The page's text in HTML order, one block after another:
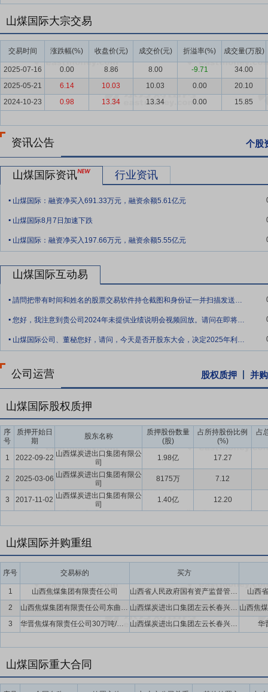
家拥有煤炭出口专营权的煤炭企业，拥有出口内销两个通道，可以在
控制、渠道建设、财务管理等各方面均取得了成效。另一方面，通过
理和公司后续发展提供了有力的人力资源支撑，打造了一支安全生产
动化建设，推广磅房无人值守、远程遥感技术，以技术进步推动降本
经营的每项环节，将成本控制量化到每个岗位每位员工，切实做到成本
要点10：拟23.7亿元收购河曲露天51%股份
集团河曲旧县露天煤业有限公司31%和20%的股权,合计51%的股权,
为其控股股东。河曲露天通过露天采掘方式从事煤炭资源的开采和洗
要点11： 控股股东增持3%股份完成增持计划
2019年6月19日公告,
3%,已达到本次增持计划的下限,本次增持已在计划期限内实施完毕。
山煤国际大宗交易
交易时间 涨跌幅(%) 收盘价(元) 成交价(元) 折溢率(%) 成交量(万股)
2025-07-16 0.00 8.86 8.00 -9.71
34.00
2025-05-21
6.14 10.03 10.03 0.00
20.10
2024-10-23
0.98 13.34 13.34 0.00 15.85
资讯公告 个股
山煤国际资讯 行业资讯
. 山煤国际：融资净买入691.33万元，融资余额5.61亿元
. 山煤国际8月7日加速下跌
. 山煤国际：融资净买入197.66万元，融资余额5.55亿元
山煤国际互动易
. 請問把带有时间和姓名的股票交易软件持仓截图和身份证一并扫描发送至公司邮箱，可以获
. 您好，我注意到贵公司2024年未提供业绩说明会视频回放。请问在即将举行的2025
. 山煤国际公司、董秘您好，请问，今天是否开股东大会，决定2025年利润分配，请问分
公司运营 股权质押 并
山煤国际股权质押
序
号
质押开始日
期
股东名称
质押股份数量
(股)
占所持股份比例
(%)
占
1 2022-09-22 山西煤炭进出口集团有限公
司
1.98亿 17.27
2 2025-03-06 山西煤炭进出口集团有限公
司
8175万 7.12
3 2017-11-02 山西煤炭进出口集团有限公
司
1.40亿 12.20
山煤国际并购重组
序号 交易标的 买方
1 山西焦煤集团有限责任公司 山西省人民政府国有资产监督管理委员会
山西
2
山西焦煤集团有限责任公司东曲煤矿4万吨/年煤炭产能置换指标
山西煤炭进出口集团左云长春兴煤业有限公司,山西煤炭进出口集团左云韩家洼煤业有限公司
3
华晋焦煤有限责任公司30万吨/年煤炭产能置换指标 山西煤炭进出口集团左云长春兴煤业有限公司,山西煤炭进出口集团左云韩家洼煤业有限公司 华
山煤国际重大合同